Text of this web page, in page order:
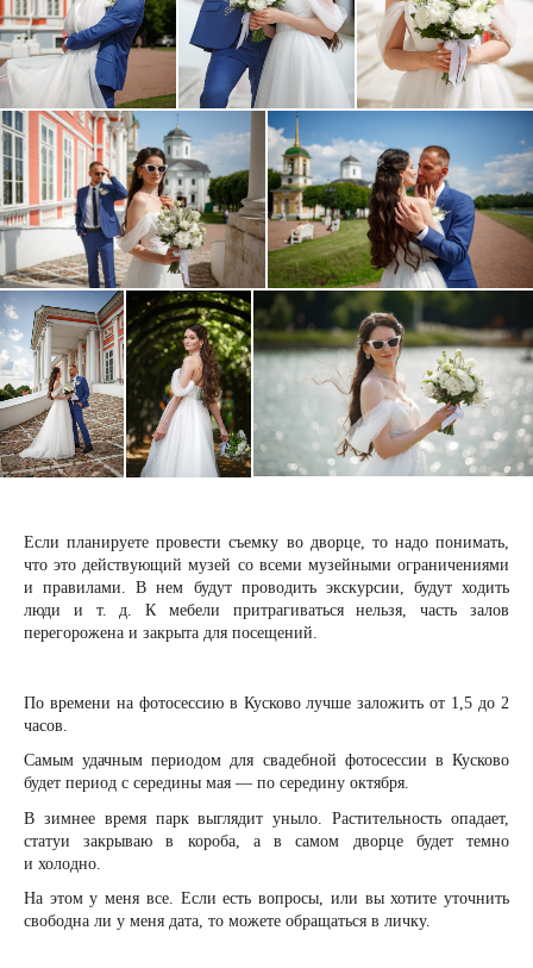
Если планируете провести съемку во дворце, то надо понимать,
что это действующий музей со всеми музейными ограничениями
и правилами. В нем будут проводить экскурсии, будут ходить
люди и т. д. К мебели притрагиваться нельзя, часть залов
перегорожена и закрыта для посещений.
По времени на фотосессию в Кусково лучше заложить от 1,5 до 2
часов.
Самым удачным периодом для свадебной фотосессии в Кусково
будет период с середины мая — по середину октября.
В зимнее время парк выглядит уныло. Растительность опадает,
статуи закрываю в короба, а в самом дворце будет темно
и холодно.
На этом у меня все. Если есть вопросы, или вы хотите уточнить
свободна ли у меня дата, то можете обращаться в личку.